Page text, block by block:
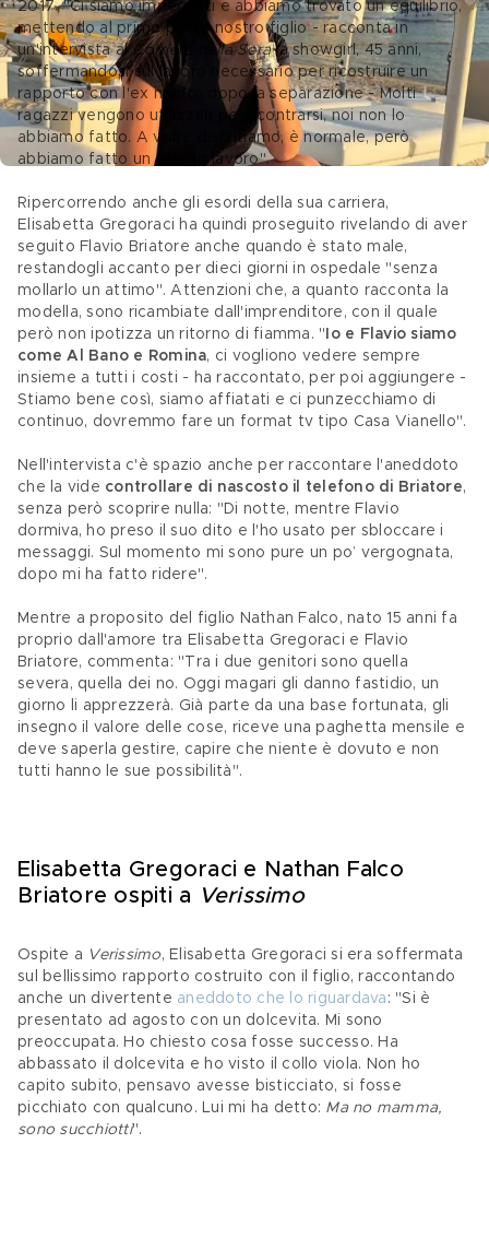
2017. "Ci siamo impegnati e abbiamo trovato un equilibrio,
mettendo al primo posto nostro figlio - racconta in
un'intervista al Corriere della Sera la showgirl, 45 anni,
soffermandosi sul lavoro necessario per ricostruire un
rapporto con l'ex marito dopo la separazione - Molti
ragazzi vengono utilizzati per scontrarsi, noi non lo
abbiamo fatto. A volte discutiamo, è normale, però
abbiamo fatto un ottimo lavoro".
Ripercorrendo anche gli esordi della sua carriera,
Elisabetta Gregoraci ha quindi proseguito rivelando di aver
seguito Flavio Briatore anche quando è stato male,
restandogli accanto per dieci giorni in ospedale "senza
mollarlo un attimo". Attenzioni che, a quanto racconta la
modella, sono ricambiate dall'imprenditore, con il quale
però non ipotizza un ritorno di fiamma. " Io e Flavio siamo
come Al Bano e Romina, ci vogliono vedere sempre
insieme a tutti i costi - ha raccontato, per poi aggiungere -
Stiamo bene così, siamo affiatati e ci punzecchiamo di
continuo, dovremmo fare un format tv tipo Casa Vianello".
Nell'intervista c'è spazio anche per raccontare l'aneddoto
che la vide controllare di nascosto il telefono di Briatore,
senza però scoprire nulla: "Di notte, mentre Flavio
dormiva, ho preso il suo dito e l'ho usato per sbloccare i
messaggi. Sul momento mi sono pure un po’ vergognata,
dopo mi ha fatto ridere".
Mentre a proposito del figlio Nathan Falco, nato 15 anni fa
proprio dall'amore tra Elisabetta Gregoraci e Flavio
Briatore, commenta: "Tra i due genitori sono quella
severa, quella dei no. Oggi magari gli danno fastidio, un
giorno li apprezzerà. Già parte da una base fortunata, gli
insegno il valore delle cose, riceve una paghetta mensile e
deve saperla gestire, capire che niente è dovuto e non
tutti hanno le sue possibilità".
Elisabetta Gregoraci e Nathan Falco
Briatore ospiti a Verissimo
Ospite a Verissimo, Elisabetta Gregoraci si era soffermata
sul bellissimo rapporto costruito con il figlio, raccontando
anche un divertente aneddoto che lo riguardava : "Si è
presentato ad agosto con un dolcevita. Mi sono
preoccupata. Ho chiesto cosa fosse successo. Ha
abbassato il dolcevita e ho visto il collo viola. Non ho
capito subito, pensavo avesse bisticciato, si fosse
picchiato con qualcuno. Lui mi ha detto: Ma no mamma,
sono succhiotti".